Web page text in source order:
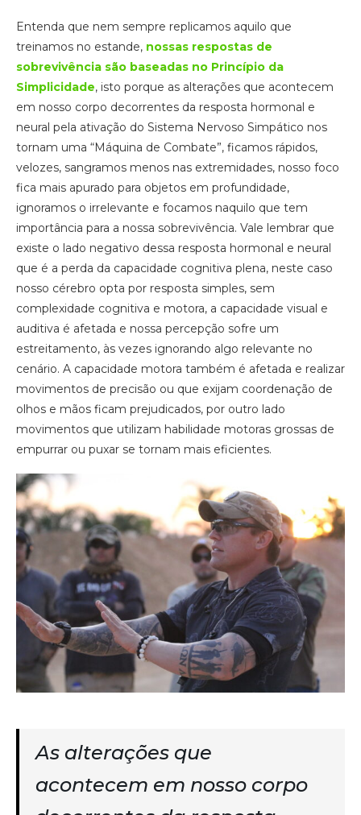
Entenda que nem sempre replicamos aquilo que
treinamos no estande, nossas respostas de
sobrevivência são baseadas no Princípio da
Simplicidade, isto porque as alterações que acontecem
em nosso corpo decorrentes da resposta hormonal e
neural pela ativação do Sistema Nervoso Simpático nos
tornam uma “Máquina de Combate”, ficamos rápidos,
velozes, sangramos menos nas extremidades, nosso foco
fica mais apurado para objetos em profundidade,
ignoramos o irrelevante e focamos naquilo que tem
importância para a nossa sobrevivência. Vale lembrar que
existe o lado negativo dessa resposta hormonal e neural
que é a perda da capacidade cognitiva plena, neste caso
nosso cérebro opta por resposta simples, sem
complexidade cognitiva e motora, a capacidade visual e
auditiva é afetada e nossa percepção sofre um
estreitamento, às vezes ignorando algo relevante no
cenário. A capacidade motora também é afetada e realizar
movimentos de precisão ou que exijam coordenação de
olhos e mãos ficam prejudicados, por outro lado
movimentos que utilizam habilidade motoras grossas de
empurrar ou puxar se tornam mais eficientes.
As alterações que
acontecem em nosso corpo